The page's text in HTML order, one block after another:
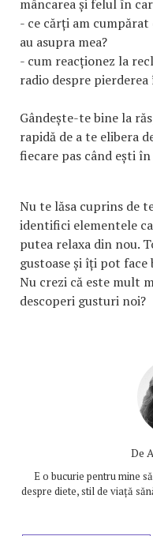
mâncarea și felul în
- ce cărți am
au asupra mea?
- cum reacționez la
radio despre
Gândește-te bine la
rapidă de a te elibera
fiecare pas când ești
Nu te lăsa cuprins de
identifici elementele
putea relaxa din nou.
gustoase și îți pot
Nu crezi că este mult
descoperi gusturi noi?
De
E o bucurie pentru mine
despre diete, stil de viață